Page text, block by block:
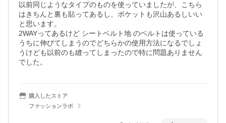
以前同じようなタイプのものを使っていましたが、こちら
はきちんと裏も貼ってあるし、ポケットも沢山あるしいい
と思います。
2WAYってあるけど シートベルト地 のベルトは使っている
うちに伸びてしまうのでどちらかの使用方法になるでしょ
うけども以前のも縫ってしまったので特に問題ありません
でした。
購入したストア
ファッションラボ